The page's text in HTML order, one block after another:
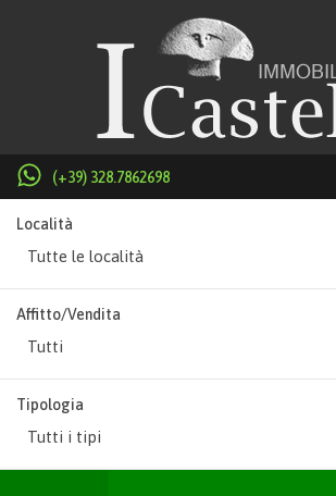
(+39) 328.7862698
Località
Tutte le località
Affitto/Vendita
Tutti
Tipologia
Tutti i tipi